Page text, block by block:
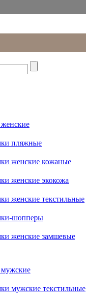
пляжные
женские кожаные
женские экокожа
женские текстильные
шопперы
женские замшевые
мужские текстильные